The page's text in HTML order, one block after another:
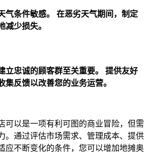
气条件敏感。
在恶劣天气期间，制定
减少损失。
立忠诚的顾客群至关重要。
提供友好
集反馈以改善您的业务运营。
可以是一项有利可图的商业冒险，但需
。通过评估市场需求、管理成本、提供
应不断变化的条件，您可以增加地摊奥